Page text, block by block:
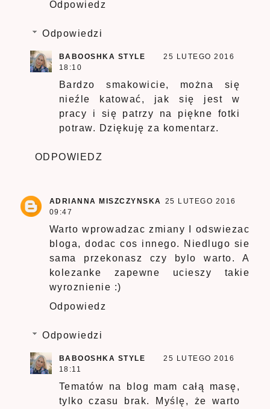
Odpowiedz
Odpowiedzi
BABOOSHKA STYLE
25 LUTEGO 2016
18:10
Bardzo smakowicie, można się
nieźle katować, jak się jest w
pracy i się patrzy na piękne fotki
potraw. Dziękuję za komentarz.
ODPOWIEDZ
ADRIANNA MISZCZYNSKA
25 LUTEGO 2016
09:47
Warto wprowadzac zmiany I odswiezac
bloga, dodac cos innego. Niedlugo sie
sama przekonasz czy bylo warto. A
kolezanke zapewne ucieszy takie
wyroznienie :)
Odpowiedz
Odpowiedzi
BABOOSHKA STYLE
25 LUTEGO 2016
18:11
Tematów na blog mam całą masę,
tylko czasu brak. Myślę, że warto